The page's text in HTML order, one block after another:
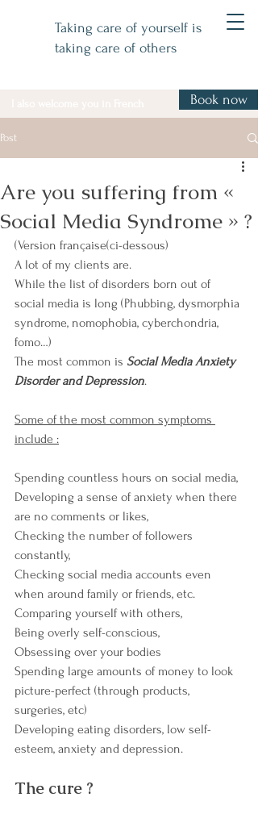
Taking care of yourself is
taking care of others
Book now
Post
Are you suffering from «
Social Media Syndrome » ?
(Version française(ci-dessous)
A lot of my clients are.
While the list of disorders born out of
social media is long (Phubbing, dysmorphia
syndrome, nomophobia, cyberchondria,
fomo…)
The most common is Social Media Anxiety
Disorder and Depression.
Some of the most common symptoms
include :
Spending countless hours on social media,
Developing a sense of anxiety when there
are no comments or likes,
Checking the number of followers
constantly,
Checking social media accounts even
when around family or friends, etc.
Comparing yourself with others,
Being overly self-conscious,
Obsessing over your bodies
Spending large amounts of money to look
picture-perfect (through products,
surgeries, etc)
Developing eating disorders, low self-
esteem, anxiety and depression.
The cure ?